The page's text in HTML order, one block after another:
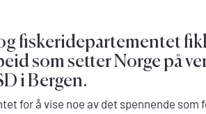
fiskeridepartementet
som setter Norge på
i Bergen.
for å vise noe av det spennende som